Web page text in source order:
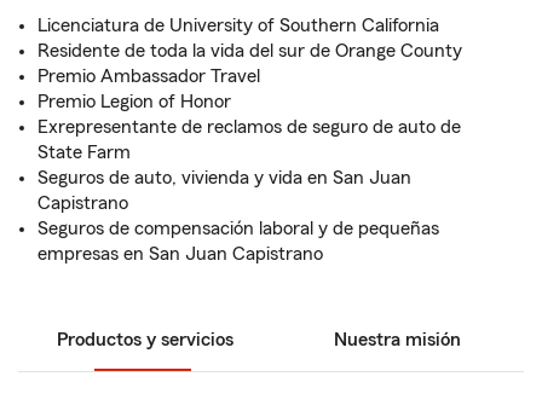
Licenciatura de University of Southern California
Residente de toda la vida del sur de Orange County
Premio Ambassador Travel
Premio Legion of Honor
Exrepresentante de reclamos de seguro de auto de
State Farm
Seguros de auto, vivienda y vida en San Juan
Capistrano
Seguros de compensación laboral y de pequeñas
empresas en San Juan Capistrano
Productos y servicios Nuestra misión